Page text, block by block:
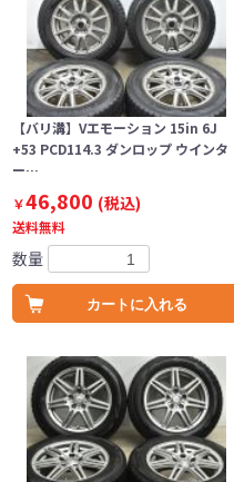
【バリ溝】Vエモーション 15in 6J
+53 PCD114.3 ダンロップ ウインタ
ー…
￥46,800 (税込)
送料無料
数量
カートに入れる